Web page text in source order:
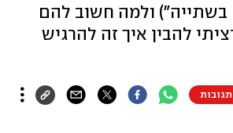
בשתייה") ולמה חשוב להם
להבין איך זה להרגיש